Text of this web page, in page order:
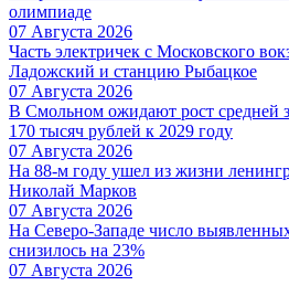
олимпиаде
07 Августа 2026
Часть электричек с Московского
Ладожский и станцию Рыбацкое
07 Августа 2026
В Смольном ожидают рост средней
170 тысяч рублей к 2029 году
07 Августа 2026
На 88-м году ушел из жизни
Николай Марков
07 Августа 2026
На Северо-Западе число
снизилось на 23%
07 Августа 2026